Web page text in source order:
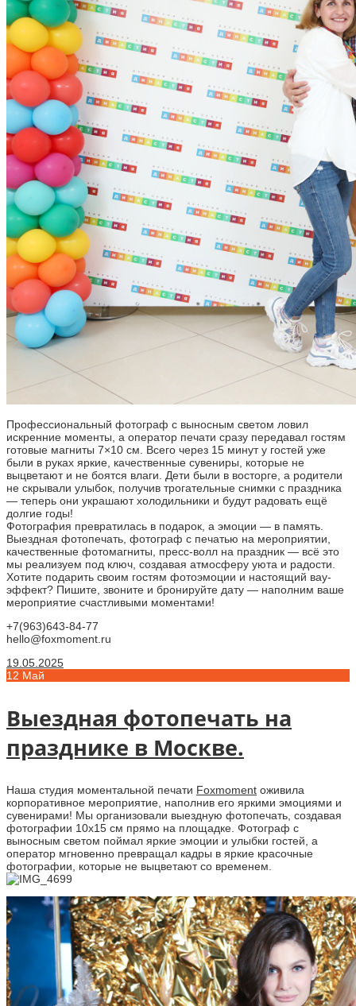
Профессиональный фотограф с выносным светом ловил
искренние моменты, а оператор печати сразу передавал гостям
готовые магниты 7×10 см. Всего через 15 минут у гостей уже
были в руках яркие, качественные сувениры, которые не
выцветают и не боятся влаги. Дети были в восторге, а родители
не скрывали улыбок, получив трогательные снимки с праздника
— теперь они украшают холодильники и будут радовать ещё
долгие годы!
Фотография превратилась в подарок, а эмоции — в память.
Выездная фотопечать, фотограф с печатью на мероприятии,
качественные фотомагниты, пресс-волл на праздник — всё это
мы реализуем под ключ, создавая атмосферу уюта и радости.
Хотите подарить своим гостям фотоэмоции и настоящий вау-
эффект? Пишите, звоните и бронируйте дату — наполним ваше
мероприятие счастливыми моментами!
+7(963)643-84-77
hello@foxmoment.ru
19.05.2025
12 Май
Выездная фотопечать на
празднике в Москве.
Наша студия моментальной печати Foxmoment оживила
корпоративное мероприятие, наполнив его яркими эмоциями и
сувенирами! Мы организовали выездную фотопечать, создавая
фотографии 10х15 см прямо на площадке. Фотограф с
выносным светом поймал яркие эмоции и улыбки гостей, а
оператор мгновенно превращал кадры в яркие красочные
фотографии, которые не выцветают со временем.